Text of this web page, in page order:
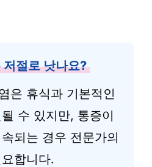
절로 낫나요?
은 휴식과 기본적인
수 있지만, 통증이
되는 경우 전문가의
합니다.